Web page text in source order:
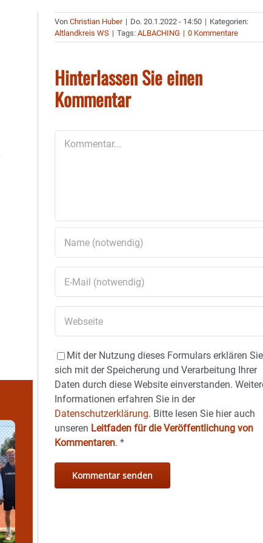
VonChristian Huber | Do. 20.1.2022 - 14:50 | Kategorien:
Altlandkreis WS | Tags:ALBACHING | 0 Kommentare
Hinterlassen Sie einen
Kommentar
Mit der Nutzung dieses Formulars erklären Sie
sich mit der Speicherung und Verarbeitung Ihrer
Daten durch diese Website einverstanden.
Informationen erfahren Sie in der
Datenschutzerklärung. Bitte lesen Sie hier auch
unseren Leitfaden für die Veröffentlichung von
Kommentaren.*